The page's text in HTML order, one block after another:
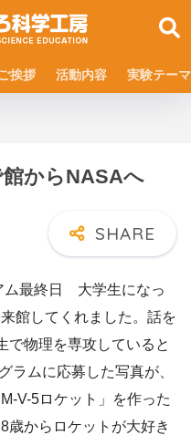
挨拶 活動内容 実験テーマ
らNASAへ
最終日 大学生になっ
館してくれました。話を
物理を専攻していると
ラムに応募した写真が、
V-5ロケット」を作った
歳からロケットが大好き